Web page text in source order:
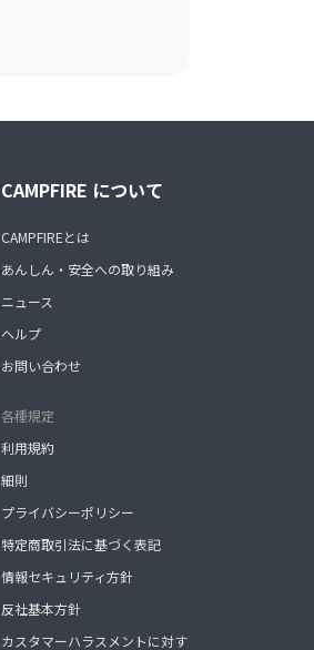
CAMPFIRE について
CAMPFIREとは
あんしん・安全への取り組み
ニュース
ヘルプ
お問い合わせ
各種規定
利用規約
細則
プライバシーポリシー
特定商取引法に基づく表記
情報セキュリティ方針
反社基本方針
カスタマーハラスメントに対す